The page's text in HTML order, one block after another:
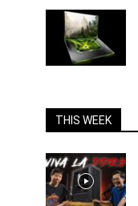
THIS WEEK